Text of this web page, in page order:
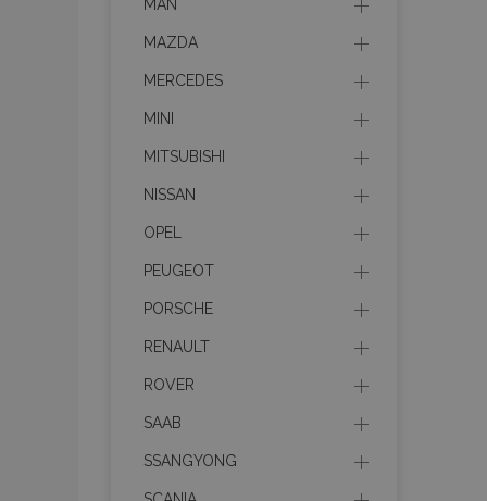
MAN
MAZDA
MERCEDES
MINI
MITSUBISHI
NISSAN
OPEL
PEUGEOT
PORSCHE
RENAULT
ROVER
SAAB
SSANGYONG